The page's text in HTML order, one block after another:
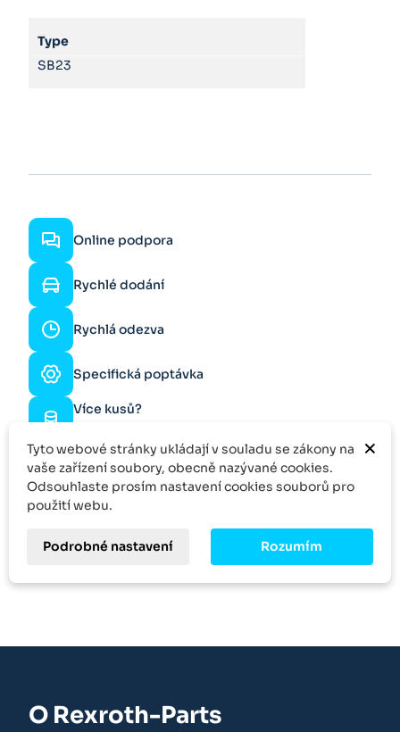
Type
SB23
Online podpora
Rychlé dodání
Rychlá odezva
Specifická poptávka
Více kusů?
Skvělý výběr
Množstevní sleva
Kontakt
O Rexroth-Parts
×
Tyto webové stránky ukládají v souladu se zákony na
vaše zařízení soubory, obecně nazývané cookies.
Odsouhlaste prosím nastavení cookies souborů pro
použití webu.
Podrobné nastavení Rozumím